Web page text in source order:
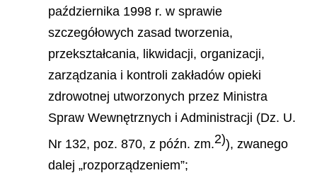
października 1998 r. w sprawie
szczegółowych zasad tworzenia,
przekształcania, likwidacji, organizacji,
zarządzania i kontroli zakładów opieki
zdrowotnej utworzonych przez Ministra
Spraw Wewnętrznych i Administracji (Dz. U.
Nr 132, poz. 870, z późn. zm.2)), zwanego
dalej „rozporządzeniem”;